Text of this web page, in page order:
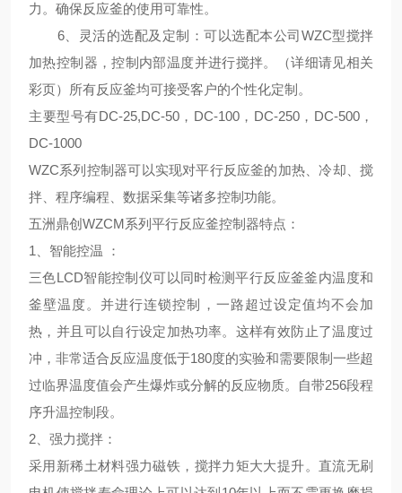
力。确保反应釜的使用可靠性。
6、
灵活的选配及定制
：可以选配本公司WZC型搅拌
加热控制器，控制内部温度并进行搅拌。（详细请见相关
彩页）所有反应釜均可接受客户的个性化定制。
主要型号有DC-25,DC-50，DC-100，DC-250，DC-500，
DC-1000
WZC系列控制器可以实现对平行反应釜的加热、冷却、搅
拌、程序编程、数据采集等诸多控制功能。
五洲鼎创WZCM系列平行反应釜控制器特点 ：
1、 智能控温
：
三色LCD智能控制仪可以同时检测平行反应釜釜内温度和
釜壁温度。并进行连锁控制，一路超过设定值均不会加
热，并且可以自行设定加热功率。这样有效防止了温度过
冲，非常适合反应温度低于180度的实验和需要限制一些超
过临界温度值会产生爆炸或分解的反应物质。自带256段程
序升温控制段。
2、 强力搅拌 ：
采用新稀土材料强力磁铁，搅拌力矩大大提升。直流无刷